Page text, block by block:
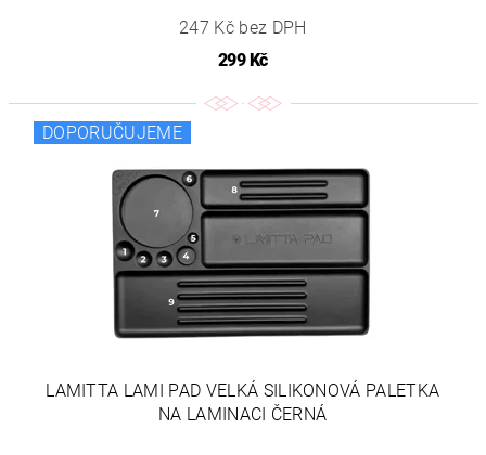
247 Kč bez DPH
299 Kč
DOPORUČUJEME
LAMITTA LAMI PAD VELKÁ SILIKONOVÁ PALETKA
NA LAMINACI ČERNÁ